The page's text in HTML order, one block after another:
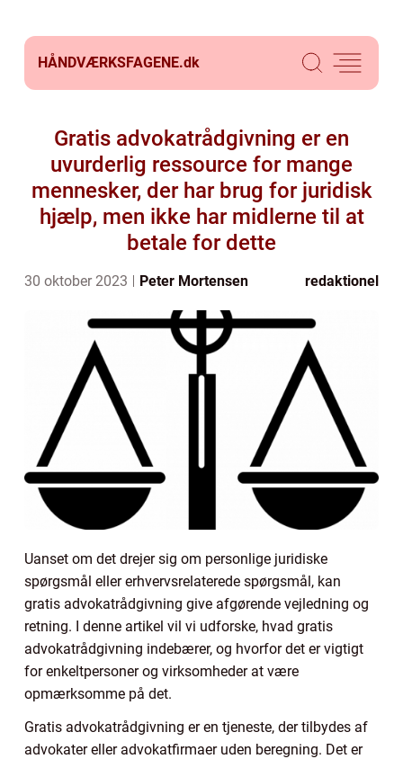
HÅNDVÆRKSFAGENE.dk
Gratis advokatrådgivning er en
uvurderlig ressource for mange
mennesker, der har brug for juridisk
hjælp, men ikke har midlerne til at
betale for dette
30 oktober 2023 Peter Mortensen redaktionel
Uanset om det drejer sig om personlige juridiske
spørgsmål eller erhvervsrelaterede spørgsmål, kan
gratis advokatrådgivning give afgørende vejledning og
retning. I denne artikel vil vi udforske, hvad gratis
advokatrådgivning indebærer, og hvorfor det er vigtigt
for enkeltpersoner og virksomheder at være
opmærksomme på det.
Gratis advokatrådgivning er en tjeneste, der tilbydes af
advokater eller advokatfirmaer uden beregning. Det er